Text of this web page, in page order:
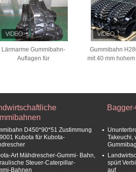
Lärmarme Gummibahn-
Auflagen für
Gummibahn
mit 40 mm
D450*90*51 Zustimmung
Kubota für Kubota-
Art Mähdrescher-Gummi- Bahn,
Steuer-Caterpillar-
Bahnen
Takeuchi,
spürt
auf